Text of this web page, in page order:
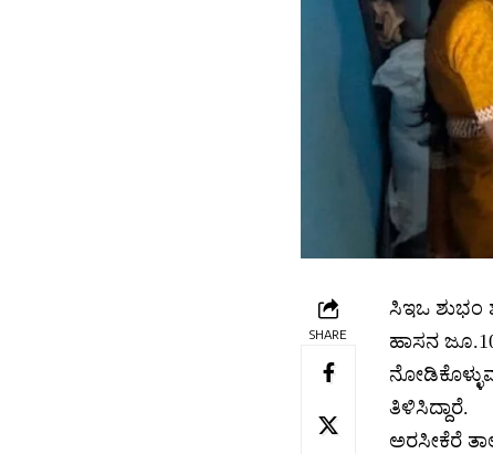
SHARE
ಸಿಇಒ ಶುಭಂ
ಹಾಸನ
ತಿಳಿಸಿದ್ದಾರೆ.
ಅರಸೀಕೆರೆ